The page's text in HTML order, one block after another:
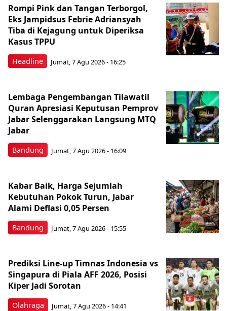
Headline
Rompi Pink dan Tangan Terborgol,
Eks Jampidsus Febrie Adriansyah
Tiba di Kejagung untuk Diperiksa
Kasus TPPU
Jumat, 7 Agu 2026 - 16:25
Bandung
Lembaga Pengembangan Tilawatil
Quran Apresiasi Keputusan Pemprov
Jabar Selenggarakan Langsung MTQ
Jabar
Jumat, 7 Agu 2026 - 16:09
Bandung
Kabar Baik, Harga Sejumlah
Kebutuhan Pokok Turun, Jabar
Alami Deflasi 0,05 Persen
Jumat, 7 Agu 2026 - 15:55
Olahraga
Prediksi Line-up Timnas Indonesia vs
Singapura di Piala AFF 2026, Posisi
Kiper Jadi Sorotan
Jumat, 7 Agu 2026 - 14:41